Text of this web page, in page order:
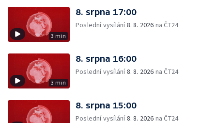
3 min
8. srpna 17:00
Poslední vysílání8. 8. 2026 na ČT24
3 min
8. srpna 16:00
Poslední vysílání8. 8. 2026 na ČT24
8. srpna 15:00
Poslední vysílání8. 8. 2026 na ČT24